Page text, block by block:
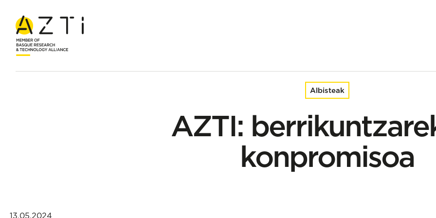
Hasiera Albisteak AZTI: berrikuntzarekiko konpromisoa
Albisteak
AZTI:
konpromisoa
13.05.2024